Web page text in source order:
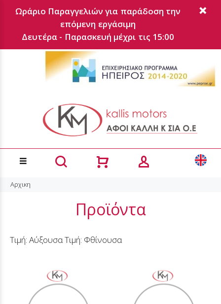
Ωράριο Παραγγελιών για παράδοση την
επόμενη εργάσιμη
Δευτέρα - Παρασκευή μέχρι τις 15:00
Αρχικη
Προϊόντα
Τιμή: ΑύξουσαΤιμή: Φθίνουσα